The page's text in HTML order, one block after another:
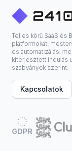
Teljes körű SaaS és
platformokat,
és automatizálási
kiterjesztett indulás
szabványok szerint.
Kapcsolatok
GDPR